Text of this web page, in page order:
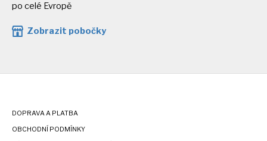
po celé Evropě
Zobrazit pobočky
DOPRAVA A PLATBA
OBCHODNÍ PODMÍNKY